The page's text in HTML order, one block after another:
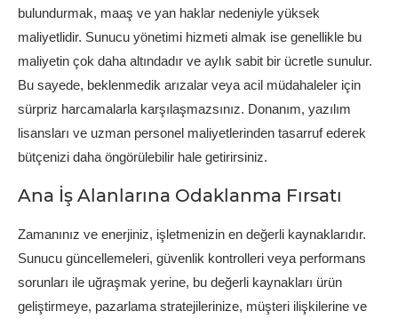
bulundurmak, maaş ve yan haklar nedeniyle yüksek
maliyetlidir. Sunucu yönetimi hizmeti almak ise genellikle bu
maliyetin çok daha altındadır ve aylık sabit bir ücretle sunulur.
Bu sayede, beklenmedik arızalar veya acil müdahaleler için
sürpriz harcamalarla karşılaşmazsınız. Donanım, yazılım
lisansları ve uzman personel maliyetlerinden tasarruf ederek
bütçenizi daha öngörülebilir hale getirirsiniz.
Ana İş Alanlarına Odaklanma Fırsatı
Zamanınız ve enerjiniz, işletmenizin en değerli kaynaklarıdır.
Sunucu güncellemeleri, güvenlik kontrolleri veya performans
sorunları ile uğraşmak yerine, bu değerli kaynakları ürün
geliştirmeye, pazarlama stratejilerinize, müşteri ilişkilerine ve